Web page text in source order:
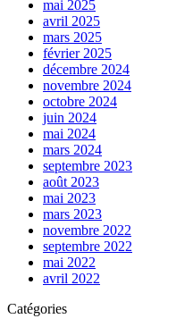
mai 2025
avril 2025
mars 2025
février 2025
décembre 2024
novembre 2024
octobre 2024
juin 2024
mai 2024
mars 2024
septembre 2023
août 2023
mai 2023
mars 2023
novembre 2022
septembre 2022
mai 2022
avril 2022
Catégories